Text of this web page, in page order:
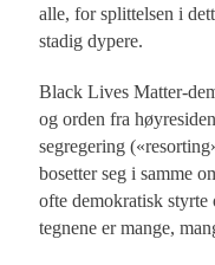
alle, for splittelsen i
stadig dypere.
Black Lives Matter-
og orden fra
segregering
bosetter seg i samme
ofte demokratisk
tegnene er mange,